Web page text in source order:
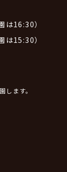
は16:30）
は15:30）
します。